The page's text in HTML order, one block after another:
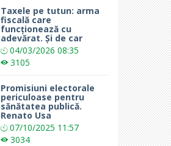
Taxele pe tutun: arma
fiscală care
funcționează cu
adevărat. Și de car
04/03/2026 08:35
3105
Promisiuni electorale
periculoase pentru
sănătatea publică.
Renato Usa
07/10/2025 11:57
3034